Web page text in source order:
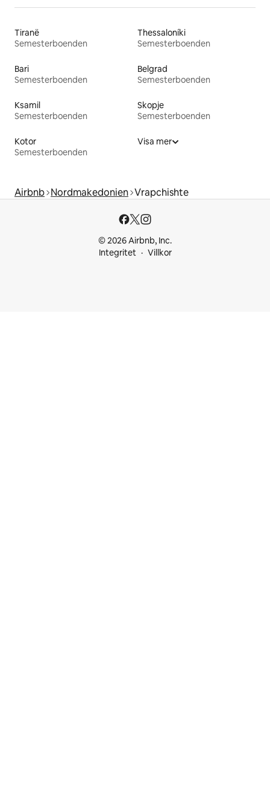
Tiranë
Semesterboenden
Thessaloníki
Semesterboenden
Bari
Semesterboenden
Belgrad
Semesterboenden
Ksamil
Semesterboenden
Skopje
Semesterboenden
Kotor
Semesterboenden
Visa mer
Airbnb Nordmakedonien Vrapchishte
© 2026 Airbnb, Inc.
Integritet
Villkor